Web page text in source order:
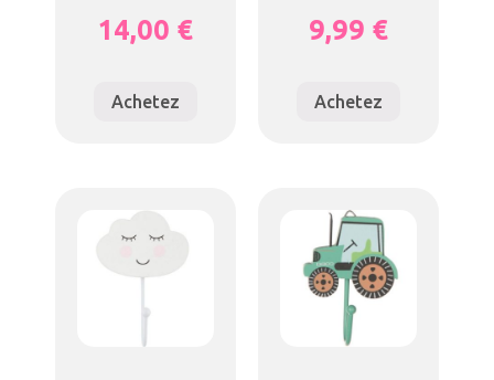
14,00 €
Achetez
9,99 €
Achetez